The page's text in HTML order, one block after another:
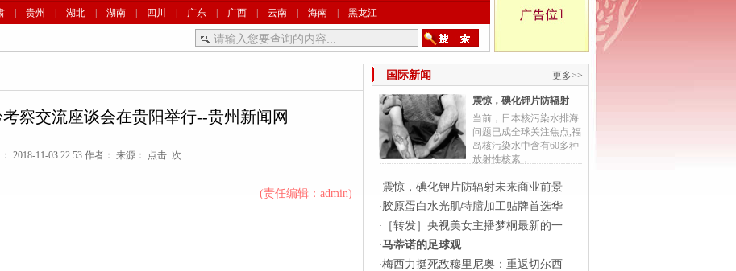
贵州 湖北 湖南 四川 广东 广西 云南 海南 黑龙江
察交流座谈会在贵阳举行--贵州新闻网
2018-11-03 22:53 作者： 来源： 点击: 次
(责任编辑：admin)
国际新闻 更多>>
震惊，碘化钾片防辐射
当前，日本核污染水排海
问题已成全球关注焦点,福
岛核污染水中含有60多种
放射性核素，…
·震惊，碘化钾片防辐射未来商业前景
·胶原蛋白水光肌特膳加工贴牌首选华
· ［转发］央视美女主播梦桐最新的一
·马蒂诺的足球观
·梅西力挺死敌穆里尼奥：重返切尔西